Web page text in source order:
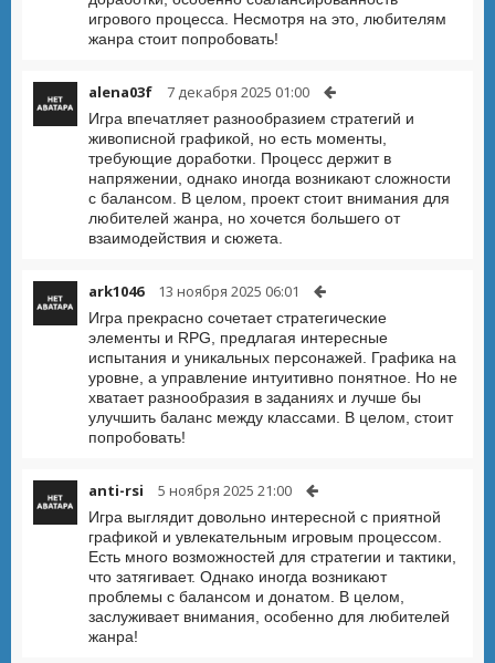
игрового процесса. Несмотря на это, любителям
жанра стоит попробовать!
alena03f 7 декабря 2025 01:00
Игра впечатляет разнообразием стратегий и
живописной графикой, но есть моменты,
требующие доработки. Процесс держит в
напряжении, однако иногда возникают сложности
с балансом. В целом, проект стоит внимания для
любителей жанра, но хочется большего от
взаимодействия и сюжета.
ark1046 13 ноября 2025 06:01
Игра прекрасно сочетает стратегические
элементы и RPG, предлагая интересные
испытания и уникальных персонажей. Графика на
уровне, а управление интуитивно понятное. Но не
хватает разнообразия в заданиях и лучше бы
улучшить баланс между классами. В целом, стоит
попробовать!
anti-rsi 5 ноября 2025 21:00
Игра выглядит довольно интересной с приятной
графикой и увлекательным игровым процессом.
Есть много возможностей для стратегии и тактики,
что затягивает. Однако иногда возникают
проблемы с балансом и донатом. В целом,
заслуживает внимания, особенно для любителей
жанра!